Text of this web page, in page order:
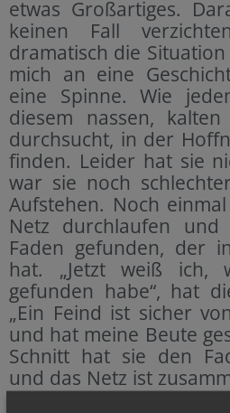
etwas Großartiges.
keinen Fall
dramatisch die
mich an eine
eine Spinne. Wie
diesem nassen,
durchsucht, in der
finden. Leider hat sie
war sie noch
Aufstehen. Noch
Netz durchlaufen
Faden gefunden, der
hat. „Jetzt weiß ich,
gefunden habe“, hat
„Ein Feind ist sicher
und hat meine Beute
Schnitt hat sie den
und das Netz ist
es der Faden war, der